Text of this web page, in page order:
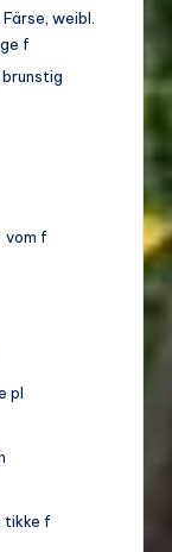
weibl.
f
vom f
pl
tikke f